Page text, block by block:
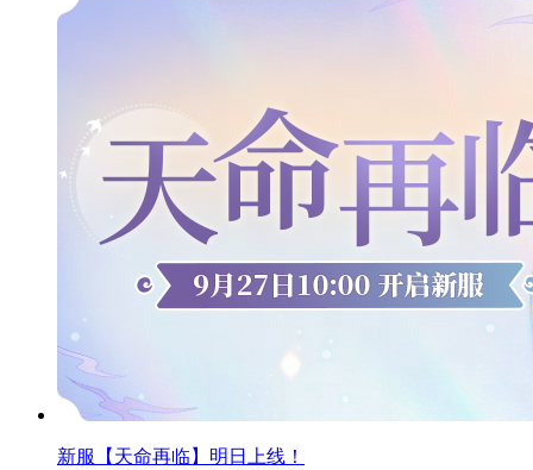
新服【天命再临】明日上线！